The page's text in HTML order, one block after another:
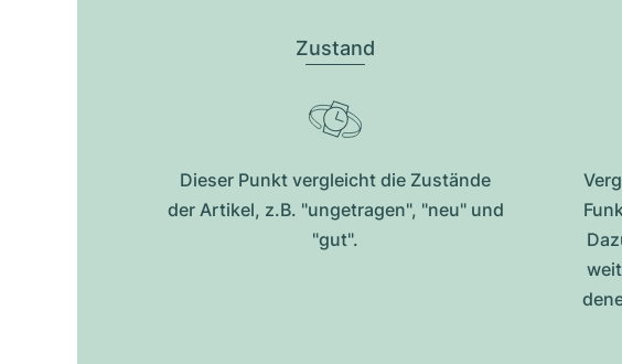
Zustand
Dieser Punkt vergleicht die Zustände
der Artikel, z.B. "ungetragen", "neu" und
"gut".